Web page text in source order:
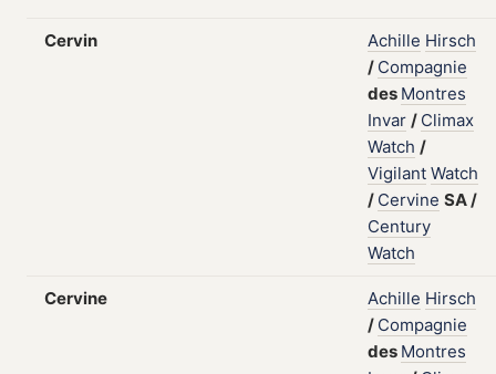
Cervin Achille Hirsch
/ Compagnie
des Montres
Invar / Climax
Watch /
Vigilant Watch
/ Cervine SA/
Century
Watch
Cervine Achille Hirsch
/ Compagnie
des Montres